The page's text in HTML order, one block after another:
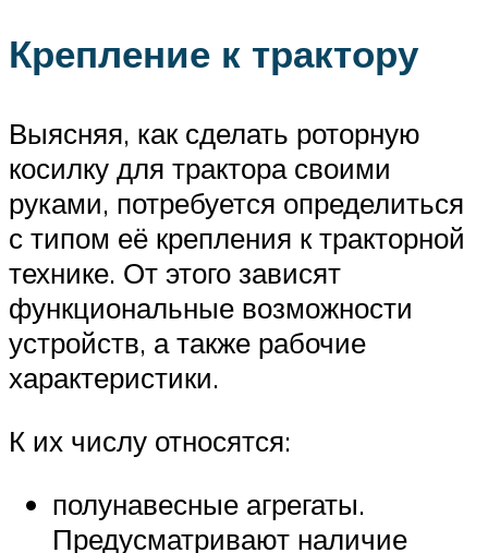
Крепление к трактору
Выясняя, как сделать роторную
косилку для трактора своими
руками, потребуется определиться
с типом её крепления к тракторной
технике. От этого зависят
функциональные возможности
устройств, а также рабочие
характеристики.
К их числу относятся:
полунавесные агрегаты.
Предусматривают наличие